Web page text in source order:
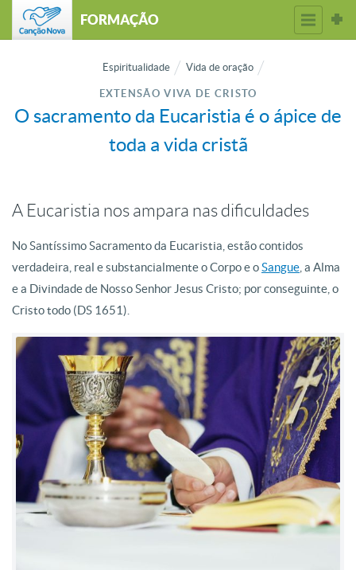
FORMAÇÃO
Espiritualidade Vida de oração
EXTENSÃO VIVA DE CRISTO
O sacramento da Eucaristia é o ápice de
toda a vida cristã
A Eucaristia nos ampara nas dificuldades
No Santíssimo Sacramento da Eucaristia, estão contidos
verdadeira, real e substancialmente o Corpo e oSangue , a Alma
e a Divindade de Nosso Senhor Jesus Cristo; por conseguinte, o
Cristo todo (DS 1651).